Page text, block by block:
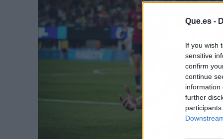
Que.es -
If you wish
sensitive
confirm
continue
information
further